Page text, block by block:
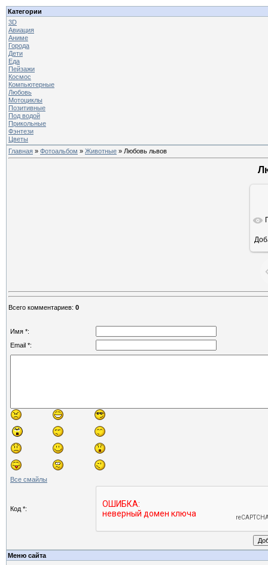
Категории
3D
Авиация
Аниме
Города
Дети
Еда
Пейзажи
Космос
Компьютерные
Любовь
Мотоциклы
Позитивные
Под водой
Прикольные
Фэнтези
Цветы
Главная » Фотоальбом » Животные » Любовь львов
Всего комментариев: 0
Имя *:
Email *:
Все смайлы
Код *:
Меню сайта